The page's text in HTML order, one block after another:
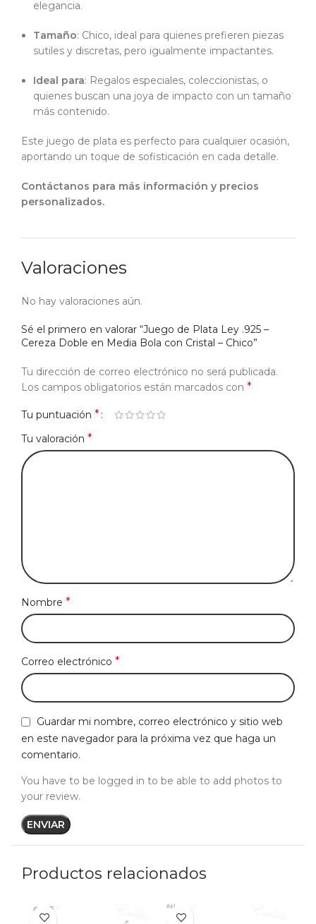
elegancia.
Tamaño: Chico, ideal para quienes prefieren piezas
sutiles y discretas, pero igualmente impactantes.
Ideal para: Regalos especiales, coleccionistas, o
quienes buscan una joya de impacto con un tamaño
más contenido.
Este juego de plata es perfecto para cualquier ocasión,
aportando un toque de sofisticación en cada detalle.
Contáctanos para más información y precios
personalizados.
Valoraciones
No hay valoraciones aún.
Sé el primero en valorar “Juego de Plata Ley .925 –
Cereza Doble en Media Bola con Cristal – Chico”
Tu dirección de correo electrónico no será publicada.
Los campos obligatorios están marcados con *
Tu puntuación *
Tu valoración *
Nombre *
Correo electrónico *
Guardar mi nombre, correo electrónico y sitio web
en este navegador para la próxima vez que haga un
comentario.
You have to be logged in to be able to add photos to
your review.
Productos relacionados